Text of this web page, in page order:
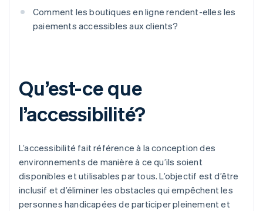
Comment les boutiques en ligne rendent-elles les
paiements accessibles aux clients?
Qu’est-ce que
l’accessibilité?
L’accessibilité fait référence à la conception des
environnements de manière à ce qu’ils soient
disponibles et utilisables par tous. L’objectif est d’être
inclusif et d’éliminer les obstacles qui empêchent les
personnes handicapées de participer pleinement et